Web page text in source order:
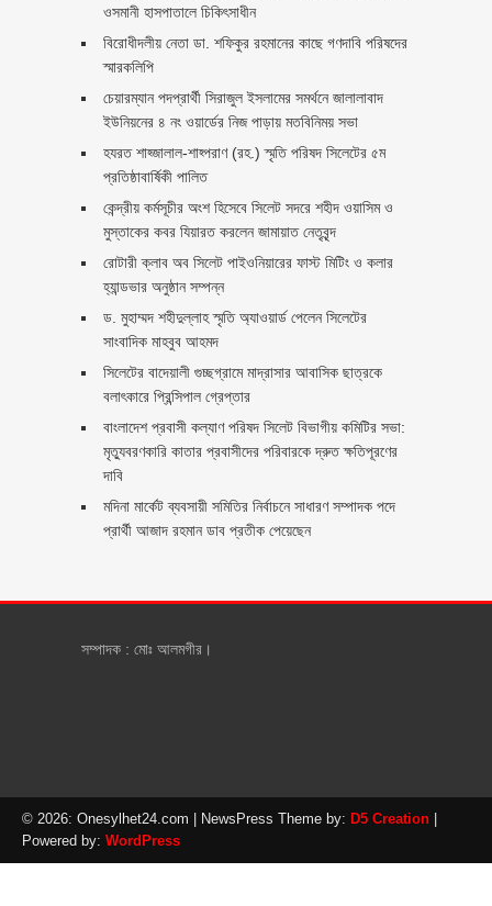
ওসমানী হাসপাতালে চিকিৎসাধীন
বিরোধীদলীয় নেতা ডা. শফিকুর রহমানের কাছে গণদাবি পরিষদের
স্মারকলিপি ‎
চেয়ারম্যান পদপ্রার্থী সিরাজুল ইসলামের সমর্থনে জালালাবাদ
ইউনিয়নের ৪ নং ওয়ার্ডের নিজ পাড়ায় মতবিনিময় সভা
হযরত শাহ্জালাল-শাহ্পরাণ (রহ.) স্মৃতি পরিষদ সিলেটের ৫ম
প্রতিষ্ঠাবার্ষিকী পালিত ‎​
কেন্দ্রীয় কর্মসূচীর অংশ হিসেবে সিলেট সদরে শহীদ ওয়াসিম ও
মুস্তাকের কবর যিয়ারত করলেন জামায়াত নেতৃবৃন্দ ‎
রোটারী ক্লাব অব সিলেট পাইওনিয়ারের ফাস্ট মিটিং ও কলার
হ্যান্ডভার অনুষ্ঠান সম্পন্ন
ড. মুহাম্মদ শহীদুল্লাহ স্মৃতি অ্যাওয়ার্ড পেলেন সিলেটের
সাংবাদিক মাহবুব আহমদ
সিলেটের বাদেয়ালী গুচ্ছগ্রামে মাদ্রাসার আবাসিক ছাত্রকে
বলাৎকারে প্রিন্সিপাল গ্রেপ্তার ‎
বাংলাদেশ প্রবাসী কল্যাণ পরিষদ সিলেট বিভাগীয় কমিটির সভা:
মৃত্যুবরণকারি কাতার প্রবাসীদের পরিবারকে দ্রুত ক্ষতিপূরণের
দাবি
মদিনা মার্কেট ব্যবসায়ী সমিতির নির্বাচনে সাধারণ সম্পাদক পদে
প্রার্থী আজাদ রহমান ডাব প্রতীক পেয়েছেন ‎
সম্পাদক : মোঃ আলমগীর।
© 2026: Onesylhet24.com | NewsPress Theme by: D5 Creation
Powered by: WordPress